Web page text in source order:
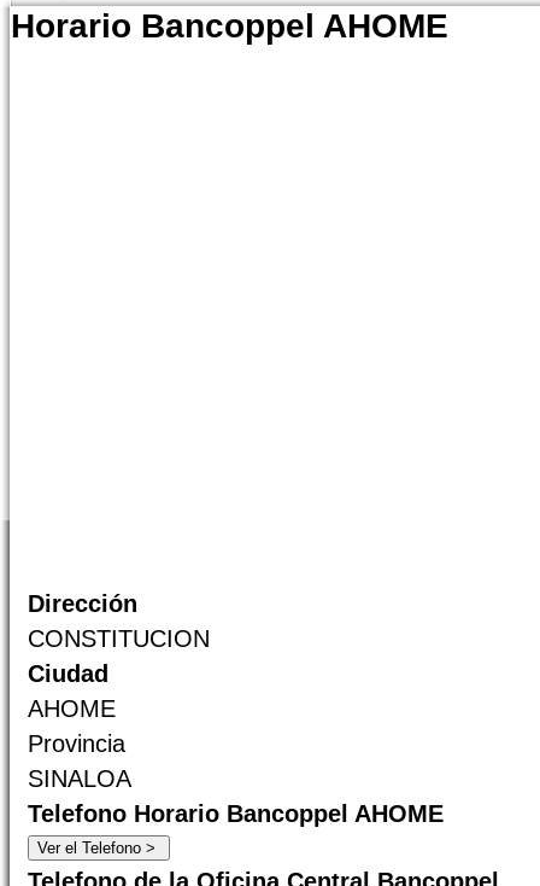
Horario Bancoppel AHOME
Dirección
CONSTITUCION
Ciudad
AHOME
Provincia
SINALOA
Telefono Horario Bancoppel AHOME